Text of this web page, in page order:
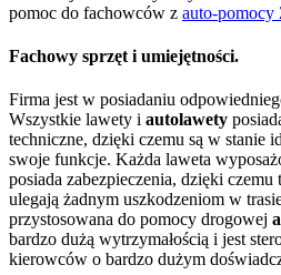
pomoc do fachowców z auto-pomocy
Fachowy sprzęt i umiejętności.
Firma jest w posiadaniu
Wszystkie lawety i autolawety
techniczne, dzięki czemu są w stanie
swoje funkcje. Każda laweta
posiada zabezpieczenia, dzięki
ulegają żadnym uszkodzeniom w
przystosowana do pomocy drogowej
bardzo dużą wytrzymałością i jest
kierowców o bardzo dużym